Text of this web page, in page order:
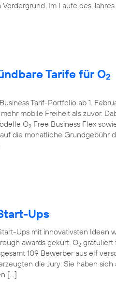
Im Laufe des
Tarife für O2
Business Tarif-Portfolio ab 1.
mobile Freiheit als zuvor.
O2 Free Business Flex
die monatliche Grundgebühr
Ups
Ups mit innovativsten Ideen
awards gekürt. O2 gratuliert
109 Bewerber aus elf
die Jury: Sie haben
[…]